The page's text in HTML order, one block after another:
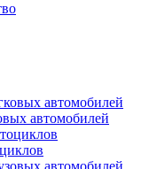
автомобилей